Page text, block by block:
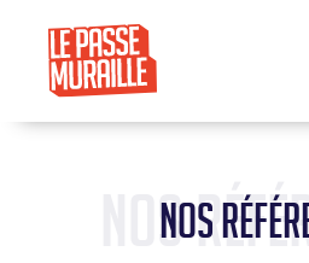
Nos
Nos